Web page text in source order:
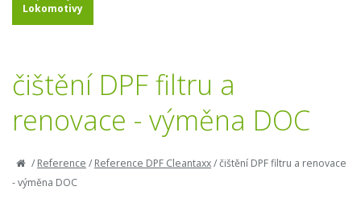
Lokomotivy
čištění DPF filtru a
renovace - výměna DOC
/Reference /Reference DPF Cleantaxx/čištění DPF filtru a renovace
- výměna DOC